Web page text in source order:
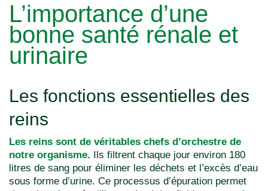
L’importance d’une
bonne santé rénale et
urinaire
Les fonctions essentielles des
reins
Les reins sont de véritables chefs d’orchestre de
notre organisme. Ils filtrent chaque jour environ 180
litres de sang pour éliminer les déchets et l’excès d’eau
sous forme d’urine. Ce processus d’épuration permet